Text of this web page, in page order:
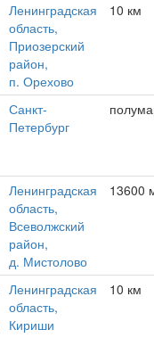
Ленинградская
область,
Приозерский
район,
п. Орехово
10 км
Санкт-
Петербург
Ленинградская
область,
Всеволжский
район,
д. Мистолово
13600
Ленинградская
область,
Кириши
10 км